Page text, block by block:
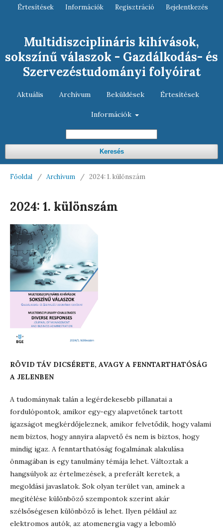
Multidiszciplináris kihívások,
sokszínű válaszok - Gazdálkodás- és
Szervezéstudományi folyóirat
Aktuális Archívum Beküldések Értesítések
Információk
Keresés
Értesítések Információk Regisztráció Bejelentkezés
Főoldal / Archívum / 2024: 1. különszám
2024: 1. különszám
RÖVID TÁV DICSÉRETE, AVAGY A FENNTARTHATÓSÁG
A JELENBEN
A tudománynak talán a legérdekesebb pillanatai a
fordulópontok, amikor egy-egy alapvetőnek tartott
igazságot megkérdőjeleznek, amikor felvetődik, hogy valami
nem biztos, hogy annyira alapvető és nem is biztos, hogy
mindig igaz. A fenntarthatóság fogalmának alakulása
önmagában is egy tanulmány témája lehet. Változtak a
hangsúlyok az értelmezések, a preferált keretek, a
megoldási javaslatok. Sok olyan terület van, aminek a
megítélése különböző szempontok szerint akár
szélsőségesen különböző is lehet. Ilyen például az
elektromos autók, az atomenergia vagy a lebomló